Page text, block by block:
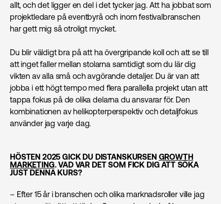
allt, och det ligger en del i det tycker jag. Att ha jobbat som
projektledare på eventbyrå och inom festivalbranschen
har gett mig så otroligt mycket.
Du blir väldigt bra på att ha övergripande koll och att se till
att inget faller mellan stolarna samtidigt som du lär dig
vikten av alla små och avgörande detaljer. Du är van att
jobba i ett högt tempo med flera parallella projekt utan att
tappa fokus på de olika delarna du ansvarar för. Den
kombinationen av helikopterperspektiv och detaljfokus
använder jag varje dag.
HÖSTEN 2025 GICK DU DISTANSKURSEN GROWTH
MARKETING. VAD VAR DET SOM FICK DIG ATT SÖKA
JUST DENNA KURS?
– Efter 15 år i branschen och olika marknadsroller ville jag